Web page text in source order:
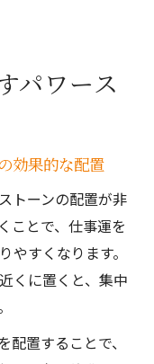
パワース
効果的な配置
トーンの配置が非
ことで、仕事運を
すくなります。
くに置くと、集中
配置することで、